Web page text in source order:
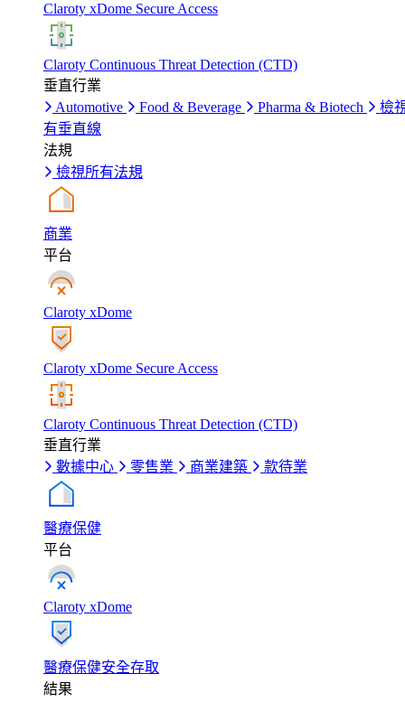
Claroty xDome Secure Access
Claroty Continuous Threat Detection (CTD)
垂直行業
Automotive
Food & Beverage Pharma & Biotech
檢
有垂直線
法規
檢視所有法規
商業
平台
Claroty xDome
Claroty xDome Secure Access
Claroty Continuous Threat Detection (CTD)
垂直行業
數據中心
零售業 商業建築 款待業
醫療保健
平台
Claroty xDome
醫療保健安全存取
結果